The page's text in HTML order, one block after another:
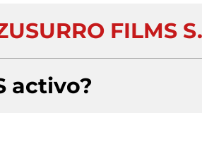
FILMS
activo?